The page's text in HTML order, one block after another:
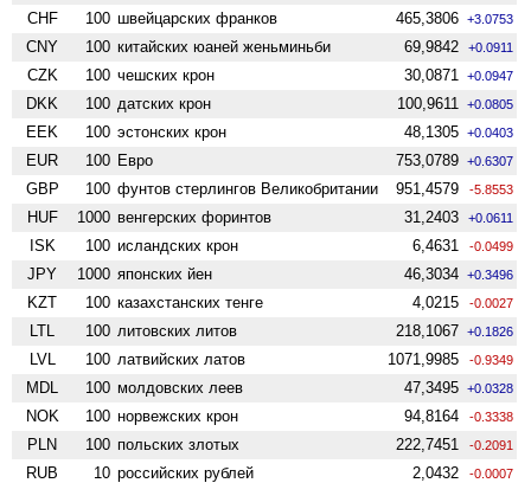
CHF 100 швейцарских франков 465,3806 +3.0753
CNY 100 китайских юаней женьминьби 69,9842 +0.0911
CZK 100 чешских крон 30,0871 +0.0947
DKK 100 датских крон 100,9611 +0.0805
EEK 100 эстонских крон 48,1305 +0.0403
EUR 100 Евро 753,0789 +0.6307
GBP 100 фунтов стерлингов Велико­британии 951,4579 -5.8553
HUF 1000 венгерских форинтов 31,2403 +0.0611
ISK 100 исландских крон 6,4631 -0.0499
JPY 1000 японских йен 46,3034 +0.3496
KZT 100 казахстанских тенге 4,0215 -0.0027
LTL 100 литовских литов 218,1067 +0.1826
LVL 100 латвийских латов 1071,9985 -0.9349
MDL 100 молдовских леев 47,3495 +0.0328
NOK 100 норвежских крон 94,8164 -0.3338
PLN 100 польских злотых 222,7451 -0.2091
RUB 10 российских рублей 2,0432 -0.0007